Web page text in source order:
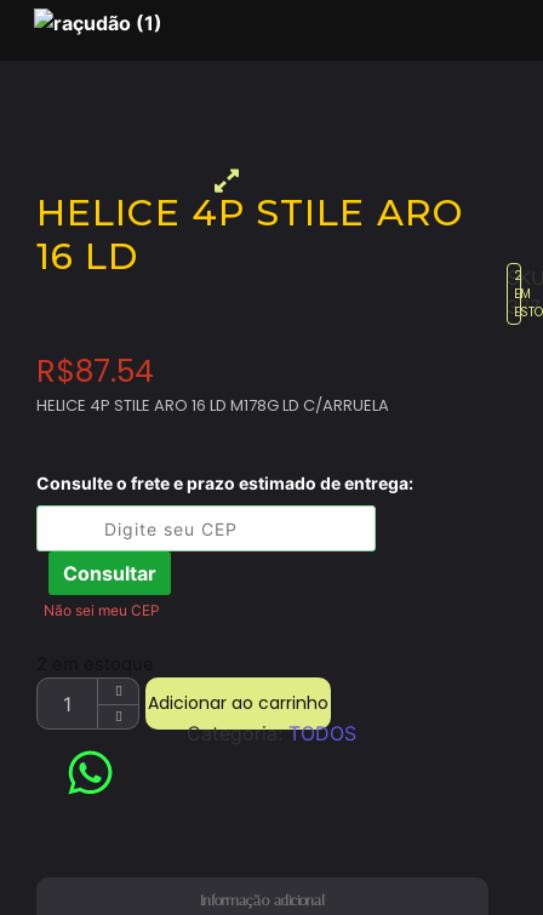
HELICE 4P STILE ARO
16 LD
377
2
EM
R$87.54
HELICE 4P STILE ARO 16 LD M178G LD C/ARRUELA
Consulte o frete e prazo estimado de entrega:
Consultar
Não sei meu CEP
Adicionar ao carrinho
Categoria:TODOS
Informação adicional